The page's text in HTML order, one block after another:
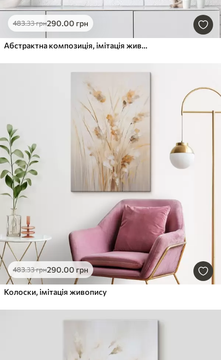
483.33грн290.00 грн
Абстрактна композиція, імітація живопису
483.33грн290.00 грн
Колоски, імітація живопису